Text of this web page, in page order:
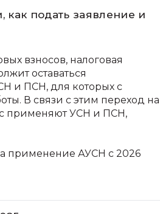
как подать заявление и
взносов, налоговая
оставаться
и ПСН, для которых с
В связи с этим переход на
применяют УСН и ПСН,
применение АУСН с 2026